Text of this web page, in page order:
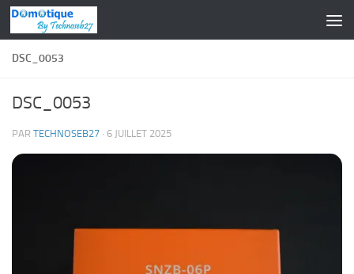
Skip to content
DSC_0053
DSC_0053
PAR TECHNOSEB27 · 6 JUILLET 2025